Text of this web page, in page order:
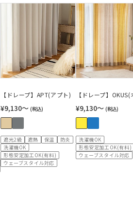
【ドレープ】APT(アプト)
¥9,130〜 (税込)
遮光2級 遮熱 保温
防炎
洗濯機OK
形態安定加工OK(有料)
ウェーブスタイル対応
【ドレープ】
¥9,130〜 (税込)
洗濯機OK
形態安定加工OK(有料)
ウェーブスタイル対応